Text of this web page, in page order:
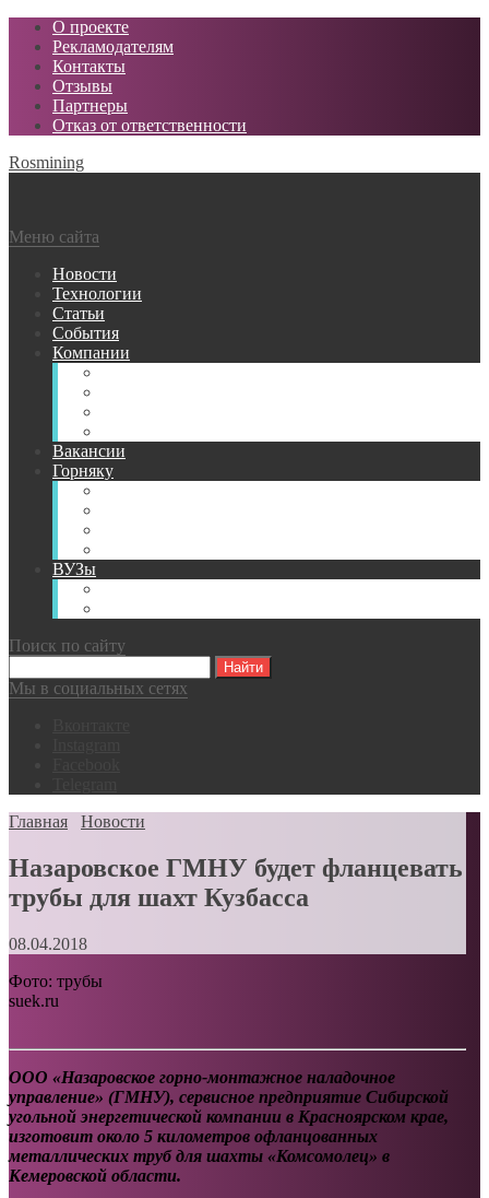
О проекте
Рекламодателям
Контакты
Отзывы
Партнеры
Отказ от ответственности
Rosmining
Меню сайта
Новости
Технологии
Статьи
События
Компании
Вакансии
Горняку
ВУЗы
Поиск по сайту
Мы в социальных сетях
Главная
Новости
Назаровское ГМНУ будет фланцевать
трубы для шахт Кузбасса
08.04.2018
Фото: трубы
suek.ru
ООО «Назаровское горно-монтажное наладочное
управление» (ГМНУ), сервисное предприятие Сибирской
угольной энергетической компании в Красноярском крае,
изготовит около 5 километров офланцованных
металлических труб для шахты «Комсомолец» в
Кемеровской области.